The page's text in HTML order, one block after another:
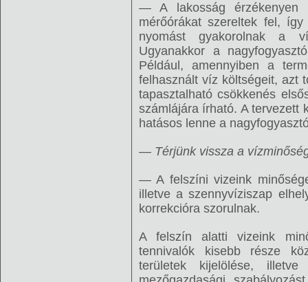
— A lakosság érzékenyen
mérőórákat szereltek fel,
nyomást gyakorolnak a
Ugyanakkor a
Például, amennyiben a
felhasznált víz költségeit, azt
tapasztalható csökkenés
számlájára írható. A tervezett
hatásos lenne a
— Térjünk vissza a
— A felszíni vizeink
illetve a szennyvíziszap
korrekcióra szorulnak.
A felszín alatti vizeink
tennivalók kisebb része
területek kijelölése, illetve